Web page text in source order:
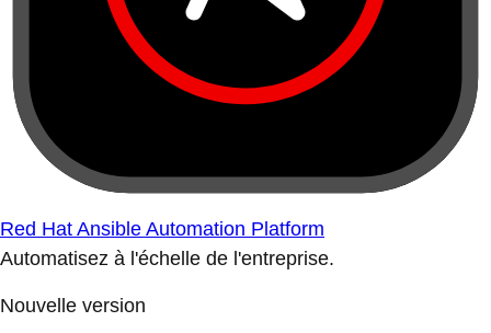
Red Hat Ansible Automation Platform
Automatisez à l'échelle de l'entreprise.
Nouvelle version